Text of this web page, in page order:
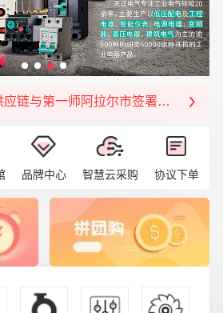
宏伟天马平台喜迎战略合作伙伴——航天动力
讯 | 宏伟与中铝集团成功签约！
福清核电—WD-40产品交流会圆满结束
马与网易严选达成品牌合作
宏伟供应链收到来自法国电力集团感谢信
品牌中心 智慧云采购 协议下单